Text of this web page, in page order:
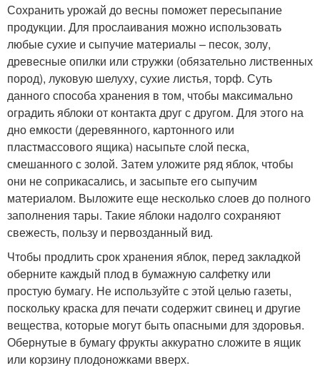
Сохранить урожай до весны поможет пересыпание
продукции. Для прослаивания можно использовать
любые сухие и сыпучие материалы – песок, золу,
древесные опилки или стружки (обязательно лиственных
пород), луковую шелуху, сухие листья, торф. Суть
данного способа хранения в том, чтобы максимально
оградить яблоки от контакта друг с другом. Для этого на
дно емкости (деревянного, картонного или
пластмассового ящика) насыпьте слой песка,
смешанного с золой. Затем уложите ряд яблок, чтобы
они не соприкасались, и засыпьте его сыпучим
материалом. Выложите еще несколько слоев до полного
заполнения тары. Такие яблоки надолго сохраняют
свежесть, пользу и первозданный вид.
Чтобы продлить срок хранения яблок, перед закладкой
оберните каждый плод в бумажную салфетку или
простую бумагу. Не используйте с этой целью газеты,
поскольку краска для печати содержит свинец и другие
вещества, которые могут быть опасными для здоровья.
Обернутые в бумагу фрукты аккуратно сложите в ящик
или корзину плодоножками вверх.